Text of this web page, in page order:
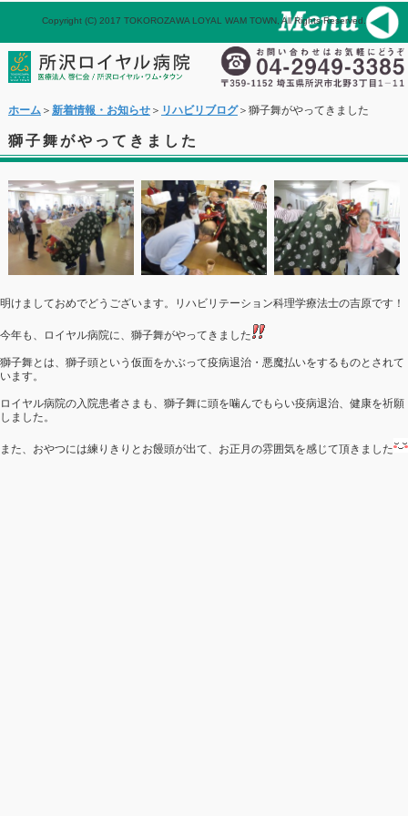
ホーム＞ 新着情報・お知らせ＞ リハビリブログ＞獅子舞がやってきました
獅子舞がやってきました
明けましておめでどうございます。リハビリテーション科理学療法士の吉原です！
今年も、ロイヤル病院に、獅子舞がやってきました
獅子舞とは、獅子頭という仮面をかぶって疫病退治・悪魔払いをするものとされて
います。
ロイヤル病院の入院患者さまも、獅子舞に頭を噛んでもらい疫病退治、健康を祈願
しました。
また、おやつには練りきりとお饅頭が出て、お正月の雰囲気を感じて頂きました
Copyright (C) 2017 TOKOROZAWA LOYAL WAM TOWN, All Rights Reserved.
メール